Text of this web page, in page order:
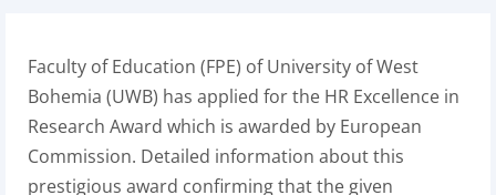
Faculty of Education (FPE) of University of West
Bohemia (UWB) has applied for the HR Excellence in
Research Award which is awarded by European
Commission. Detailed information about this
prestigious award confirming that the given